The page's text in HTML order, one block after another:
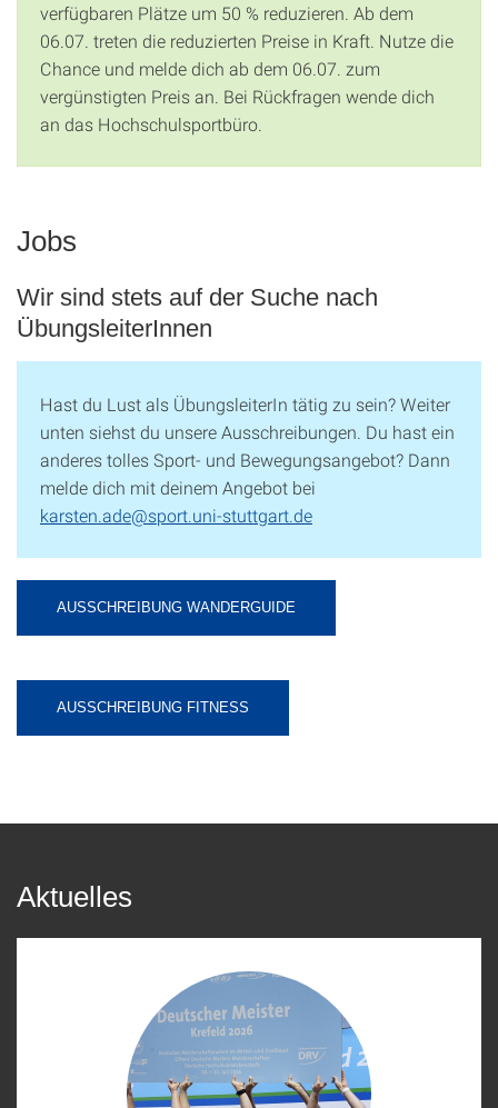
verfügbaren Plätze um 50 % reduzieren. Ab dem
06.07. treten die reduzierten Preise in Kraft. Nutze die
Chance und melde dich ab dem 06.07. zum
vergünstigten Preis an. Bei Rückfragen wende dich
an das Hochschulsportbüro.
Jobs
Wir sind stets auf der Suche nach
ÜbungsleiterInnen
Hast du Lust als ÜbungsleiterIn tätig zu sein? Weiter
unten siehst du unsere Ausschreibungen. Du hast ein
anderes tolles Sport- und Bewegungsangebot? Dann
melde dich mit deinem Angebot bei
karsten.ade@sport.uni-stuttgart.de
AUSSCHREIBUNG WANDERGUIDE
AUSSCHREIBUNG FITNESS
Aktuelles